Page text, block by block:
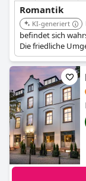
Romantik
KI-generiert
befindet sich
Die friedliche
geeignet für